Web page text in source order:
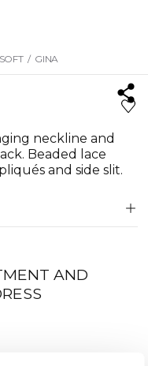
/ GINA
neckline and
Beaded lace
and side slit.
AND